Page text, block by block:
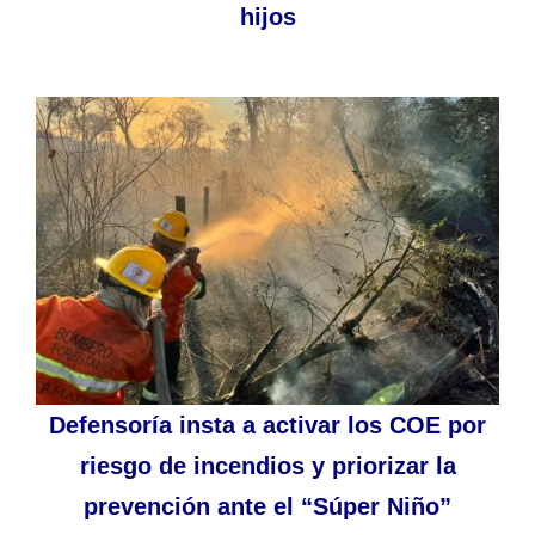
hijos
Defensoría insta a activar los COE por
riesgo de incendios y priorizar la
prevención ante el “Súper Niño”